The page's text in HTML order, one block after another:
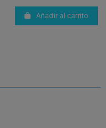
Añadir al carrito